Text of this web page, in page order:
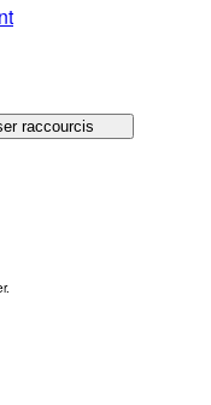
raccourcis